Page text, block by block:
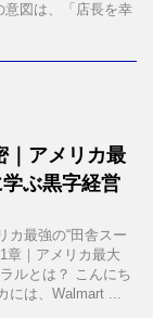
意図は、「店長を幸
｜アメリカ最
ぶ黒字経営
カ最強の“田舎スー
章｜アメリカ最大
ルとは？ こんにち
には、Walmart ...